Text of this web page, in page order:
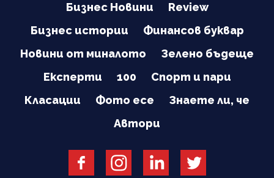
Бизнес Новини
Review
Бизнес истории
Финансов буквар
Новини от миналото
Зелено бъдеще
Експерти
100
Спорт и пари
Класации
Фото есе
Знаете ли, че
Автори